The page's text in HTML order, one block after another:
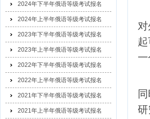
2024年下半年俄语等级考试报名
2024年上半年俄语等级考试报名
2023年下半年俄语等级考试报名
2023年上半年俄语等级考试报名
2022年下半年俄语等级考试报名
2022年上半年俄语等级考试报名
2021年下半年俄语等级考试报名
2021年上半年俄语等级考试报名